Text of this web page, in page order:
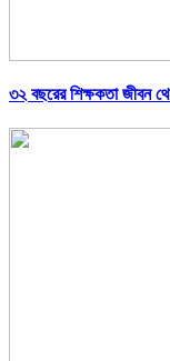
৩২ বছরের শিক্ষকতা জীবন